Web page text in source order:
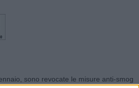
sono revocate le misure anti-smog